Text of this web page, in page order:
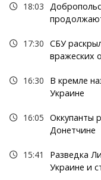
18:03
17:30 СБУ
вражеских
16:30
В кремле
Украине
16:05 Оккупанты
Донетчине
15:41
Разведка
Украине и